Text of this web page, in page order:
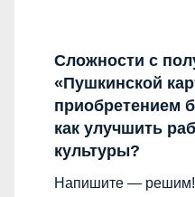
Сложности с
«Пушкинской
приобретением
как улучшить
культуры?
Напишите — решим!